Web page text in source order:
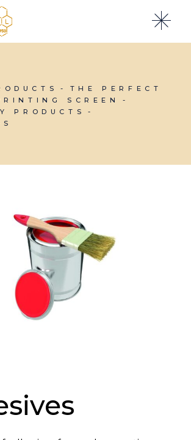
THE PERFECT
SCREEN
PRODUCTS